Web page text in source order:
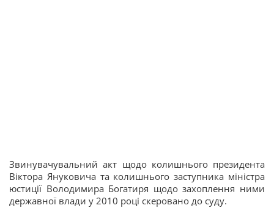
Звинувачувальний акт щодо колишнього президента
Віктора Януковича та колишнього заступника міністра
юстиції Володимира Богатиря щодо захоплення ними
державної влади у 2010 році скеровано до суду.